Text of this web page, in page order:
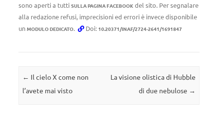
sono aperti a tutti SULLA PAGINA FACEBOOK del sito. Per segnalare
alla redazione refusi, imprecisioni ed errori è invece disponibile
un MODULO DEDICATO. Doi: 10.20371/INAF/2724-2641/1691847
Navigazione articolo
← Il cielo X come non
l’avete mai visto
La visione olistica di Hubble
di due nebulose →